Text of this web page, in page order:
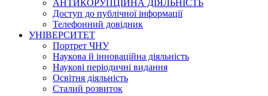
АНТИКОРУПЦІЙНА ДІЯЛЬНІСТЬ
Доступ до публічної інформації
Телефонний довідник
УНІВЕРСИТЕТ
Портрет ЧНУ
Наукова й інноваційна діяльність
Наукові періодичні видання
Освітня діяльність
Сталий розвиток